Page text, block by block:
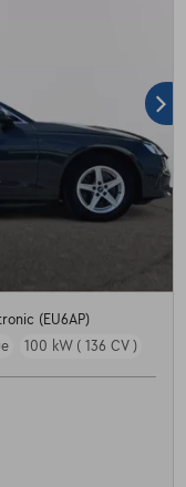
(EU6AP)
100 kW ( 136 CV )